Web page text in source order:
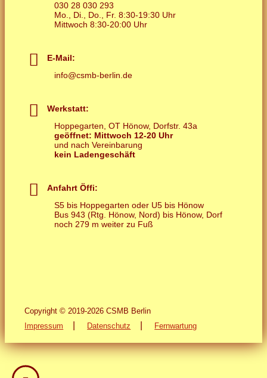
030 28 030 293
Mo., Di., Do., Fr. 8:30-19:30 Uhr
Mittwoch 8:30-20:00 Uhr
E-Mail:
info@csmb-berlin.de
Werkstatt:
Hoppegarten, OT Hönow, Dorfstr. 43a
geöffnet: Mittwoch 12-20 Uhr
und nach Vereinbarung
kein Ladengeschäft
Anfahrt Öffi:
S5 bis Hoppegarten oder U5 bis Hönow
Bus 943 (Rtg. Hönow, Nord) bis Hönow, Dorf
noch 279 m weiter zu Fuß
Copyright © 2019-2026 CSMB Berlin
Impressum
Datenschutz Fernwartung